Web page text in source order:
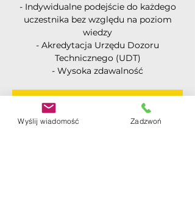
- Indywidualne podejście do każdego
uczestnika bez względu na poziom
wiedzy
- Akredytacja Urzędu Dozoru
Technicznego (UDT)
- Wysoka zdawalność
Rejestracja jest zamknięta
Zobacz inne wydarzenia
Wyślij wiadomość Zadzwoń